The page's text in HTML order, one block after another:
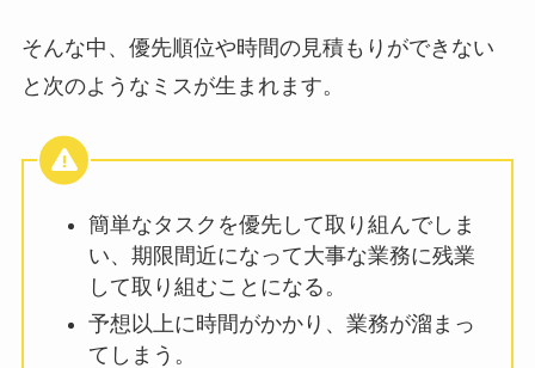
そんな中、優先順位や時間の見積もりができない
と次のようなミスが生まれます。
簡単なタスクを優先して取り組んでしま
い、期限間近になって大事な業務に残業
して取り組むことになる。
予想以上に時間がかかり、業務が溜まっ
てしまう。